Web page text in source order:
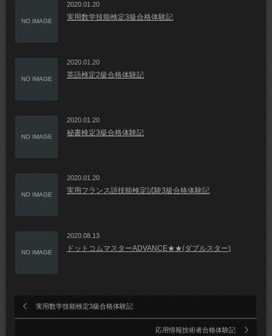
NO IMAGE
2020.01.20
実用数学技能検定3級合格体験記
NO IMAGE
2020.01.20
英語検定2級合格体験記
NO IMAGE
2020.01.20
秘書検定3級合格体験記
NO IMAGE
2020.01.20
実用フランス語技能検定試験3級合格体験記
NO IMAGE
2020.08.13
ドットコムマスターADVANCE★★(ダブルスター)
実用数学技能検定3級合格体験記
応用情報技術者合格体験記